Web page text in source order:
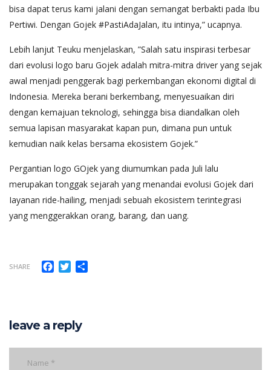
bisa dapat terus kami jalani dengan semangat berbakti pada Ibu
Pertiwi. Dengan Gojek #PastiAdaJalan, itu intinya,” ucapnya.
Lebih lanjut Teuku menjelaskan, ”Salah satu inspirasi terbesar
dari evolusi logo baru Gojek adalah mitra-mitra driver yang sejak
awal menjadi penggerak bagi perkembangan ekonomi digital di
Indonesia. Mereka berani berkembang, menyesuaikan diri
dengan kemajuan teknologi, sehingga bisa diandalkan oleh
semua lapisan masyarakat kapan pun, dimana pun untuk
kemudian naik kelas bersama ekosistem Gojek.”
Pergantian logo GOjek yang diumumkan pada Juli lalu
merupakan tonggak sejarah yang menandai evolusi Gojek dari
Iayanan ride-hailing, menjadi sebuah ekosistem terintegrasi
yang menggerakkan orang, barang, dan uang.
SHARE Facebook
Twitter
leave a reply